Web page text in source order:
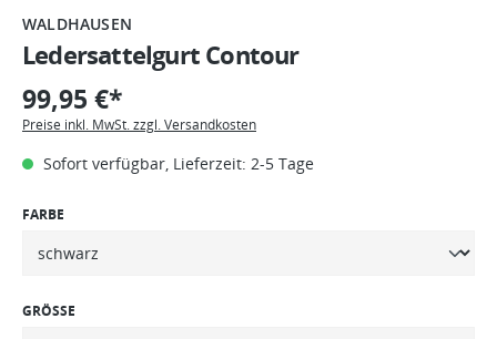
WALDHAUSEN
Ledersattelgurt Contour
99,95 €*
Preise inkl. MwSt. zzgl. Versandkosten
Sofort verfügbar, Lieferzeit: 2-5 Tage
FARBE
GRÖSSE